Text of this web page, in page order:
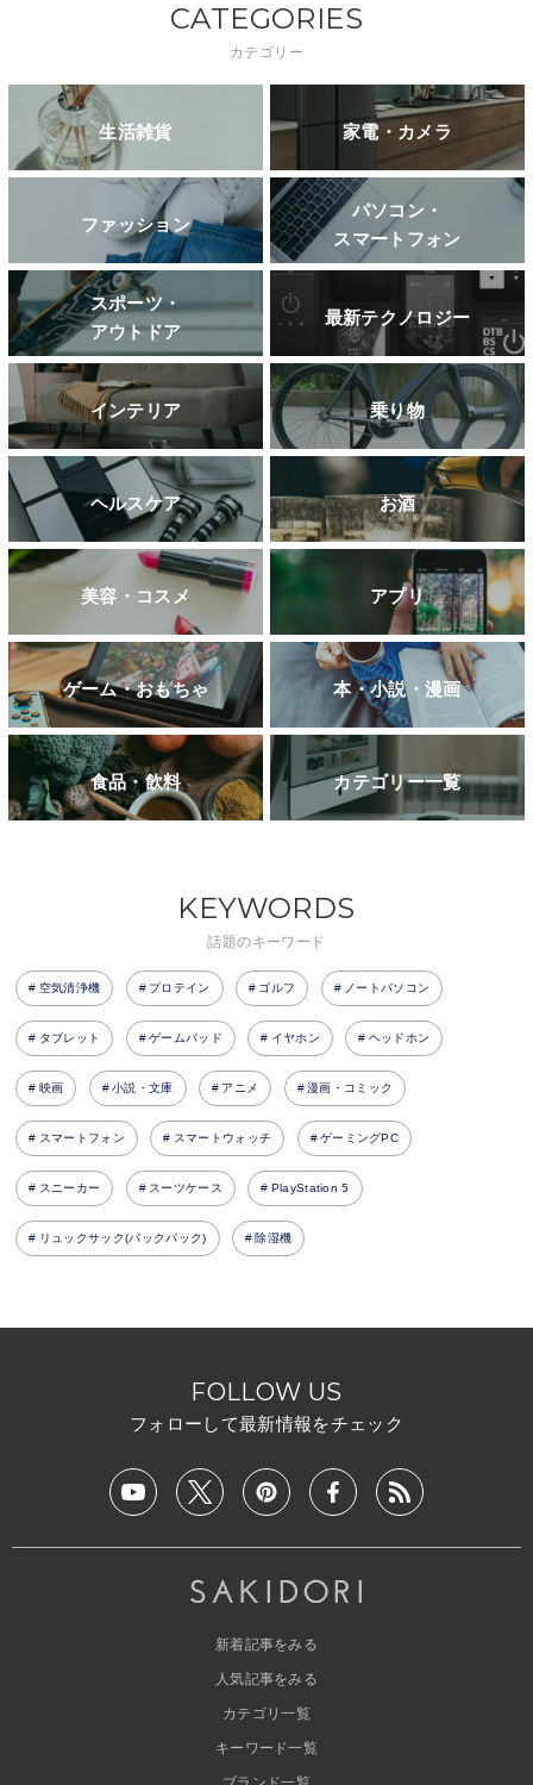
CATEGORIES
カテゴリー
生活雑貨 家電・カメラ
ファッション
パソコン・
スマートフォン
スポーツ・
アウトドア
最新テクノロジー
インテリア 乗り物
ヘルスケア お酒
美容・コスメ アプリ
ゲーム・おもちゃ 本・小説・漫画
食品・飲料 カテゴリー一覧
KEYWORDS
話題のキーワード
空気清浄機 プロテイン ゴルフ ノートパソコン
タブレット ゲームパッド イヤホン ヘッドホン
映画 小説・文庫 アニメ 漫画・コミック
スマートフォン スマートウォッチ ゲーミングPC
スニーカー スーツケース PlayStation 5
リュックサック(バックパック) 除湿機
FOLLOW US
フォローして最新情報をチェック
新着記事をみる
人気記事をみる
カテゴリ一覧
キーワード一覧